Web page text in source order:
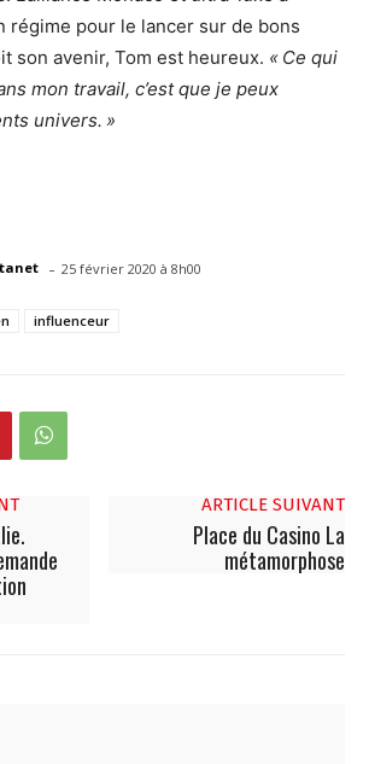
régime pour le lancer sur de bons
son avenir, Tom est heureux. « Ce qui
mon travail, c’est que je peux
univers. »
- 25 février 2020 à 8h00
influenceur
ARTICLE SUIVANT
Place du Casino La
métamorphose